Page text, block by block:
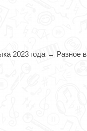
2023 года → Разное в